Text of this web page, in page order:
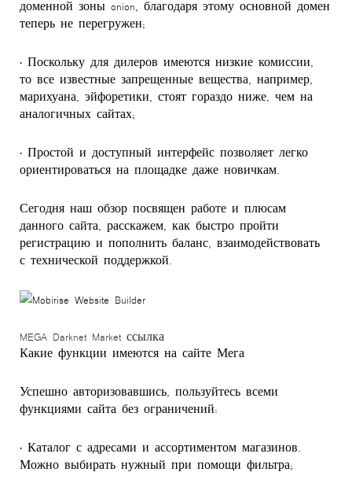
доменной зоны onion, благодаря этому основной домен
теперь не перегружен;
• Поскольку для дилеров имеются низкие комиссии,
то все известные запрещенные вещества, например,
марихуана, эйфоретики, стоят гораздо ниже, чем на
аналогичных сайтах;
• Простой и доступный интерфейс позволяет легко
ориентироваться на площадке даже новичкам.
Сегодня наш обзор посвящен работе и плюсам
данного сайта, расскажем, как быстро пройти
регистрацию и пополнить баланс, взаимодействовать
с технической поддержкой.
MEGA Darknet Market ссылка
Какие функции имеются на сайте Мега
Успешно авторизовавшись, пользуйтесь всеми
функциями сайта без ограничений:
• Каталог с адресами и ассортиментом магазинов.
Можно выбирать нужный при помощи фильтра;